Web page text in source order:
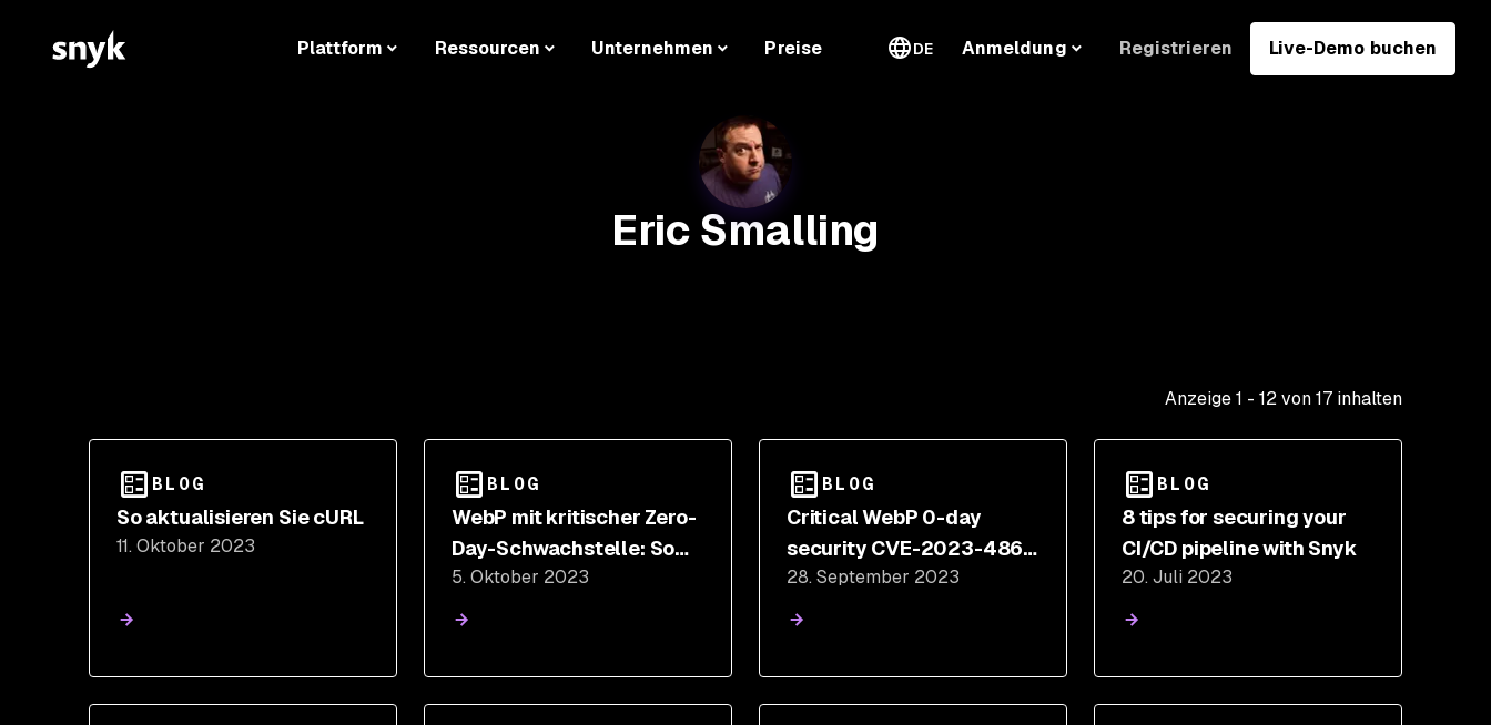
Plattform Ressourcen Unternehmen Preise DE Anmeldung Registrieren Live-Demo buchen
Eric Smalling
Anzeige1 - 12von17 inhalten
BLOG
So aktualisieren Sie cURL
11. Oktober 2023
BLOG
WebP mit kritischer Zero-
Day-Schwachstelle: So
erkennen und beheben
Sie CVE-2023-4863
5. Oktober 2023
BLOG
Critical WebP 0-day
security CVE-2023-4863
impacts wider software
ecosystem
28. September 2023
BLOG
8 tips for securing your
CI/CD pipeline with Snyk
20. Juli 2023